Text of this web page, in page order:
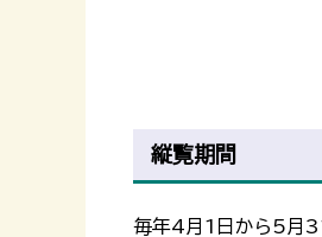
縦覧期間
毎年4月1日から5月31